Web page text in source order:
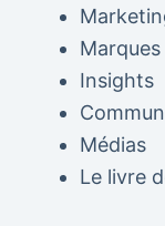
Marques
Insights
Médias
Le livre